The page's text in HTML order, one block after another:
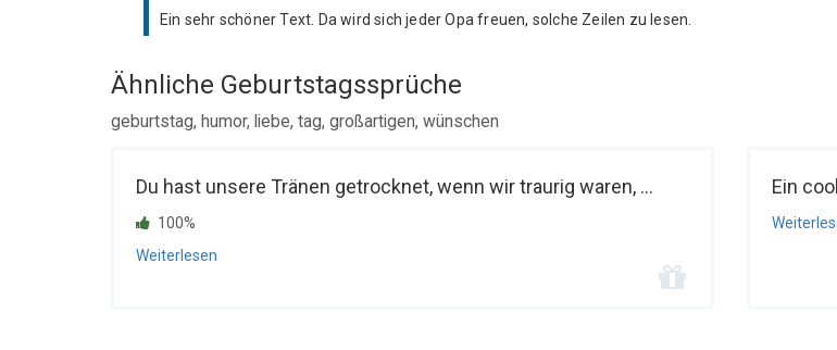
Ein sehr schöner Text. Da wird sich jeder Opa freuen, solche Zeilen zu lesen.
Ähnliche Geburtstagssprüche
geburtstag, humor, liebe, tag, großartigen, wünschen
Du hast unsere Tränen getrocknet, wenn wir traurig waren, ...
100%
Weiterlesen
Ein